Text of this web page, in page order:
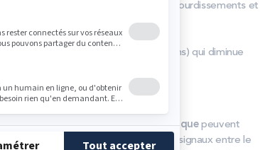
du sang, peut conduire à des engourdissements et
des vaisseaux sanguins) qui diminue
sensation de froid.
en plaquesou laneuropathie diabétiquepeuvent
en effet la transmission des signaux entre le